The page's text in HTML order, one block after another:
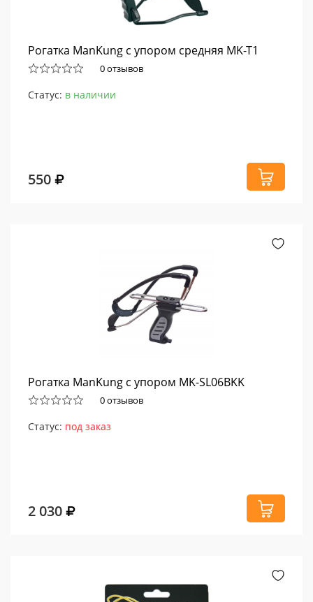
Рогатка ManKung с упором средняя MK-T1
0 отзывов
Статус: в наличии
550
Рогатка ManKung с упором MK-SL06BKK
0 отзывов
Статус: под заказ
2 030